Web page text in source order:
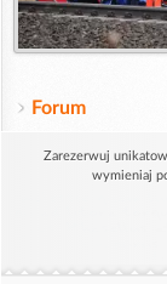
Forum
Zarezerwuj
wymieniaj